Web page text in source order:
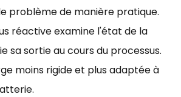
problème de manière pratique.
réactive examine l'état de la
sa sortie au cours du processus.
moins rigide et plus adaptée à